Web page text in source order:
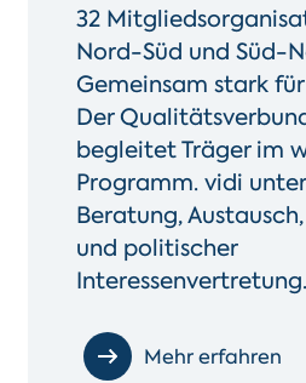
32
Nord-Süd und Süd-
Gemeinsam stark
Der
begleitet Träger im
Programm. vidi
Beratung,
und politischer
Interessenvertretung.
Mehr erfahren